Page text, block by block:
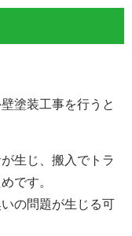
塗装工事を行うと
生じ、搬入でトラ
です。
の問題が生じる可